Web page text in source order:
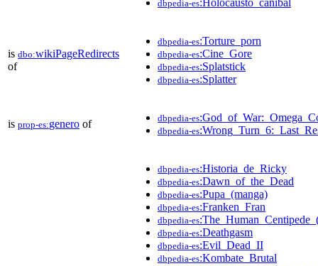
dbpedia-es
is dbo:wikiPageRedirects
of
dbpedia-es:Torture_porn
dbpedia-es:Cine_Gore
dbpedia-es:Splatstick
dbpedia-es:Splatter
is prop-es:genero of dbpedia-es
dbpedia-es
dbpedia-es:Historia_de_Ricky
dbpedia-es:Dawn_of_the_Dead
dbpedia-es:Pupa_(manga)
dbpedia-es:Franken_Fran
dbpedia-es
dbpedia-es:Deathgasm
dbpedia-es:Evil_Dead_II
dbpedia-es:Kombate_Brutal